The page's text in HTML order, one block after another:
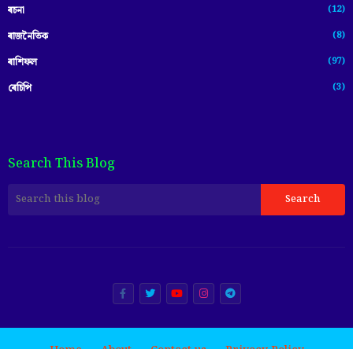
ৰচনা (12)
ৰাজনৈতিক (8)
ৰাশিফল (97)
ৰেচিপি (3)
Search This Blog